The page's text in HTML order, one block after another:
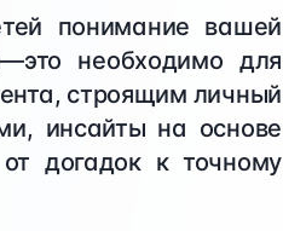
понимание вашей
необходимо для
строящим личный
инсайты на основе
догадок к точному